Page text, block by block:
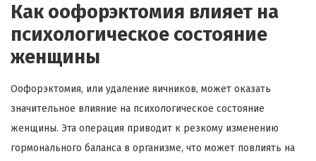
Как оофорэктомия влияет на
психологическое состояние
женщины
Оофорэктомия, или удаление яичников, может оказать
значительное влияние на психологическое состояние
женщины. Эта операция приводит к резкому изменению
гормонального баланса в организме, что может повлиять на